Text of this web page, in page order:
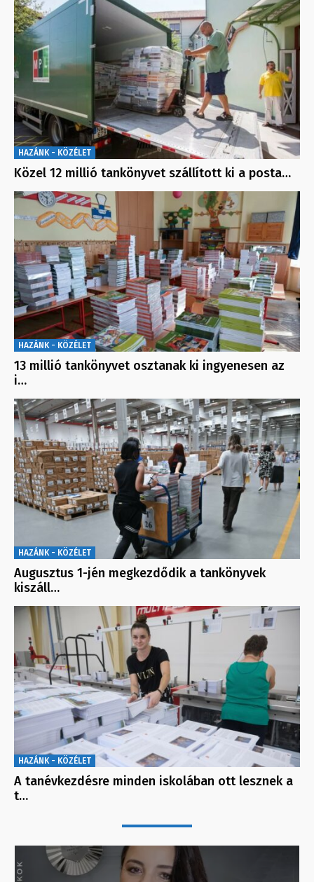
HAZÁNK - KÖZÉLET
Közel 12 millió tankönyvet szállított ki a posta…
HAZÁNK - KÖZÉLET
13 millió tankönyvet osztanak ki ingyenesen az
i…
HAZÁNK - KÖZÉLET
Augusztus 1-jén megkezdődik a tankönyvek
kiszáll…
HAZÁNK - KÖZÉLET
A tanévkezdésre minden iskolában ott lesznek a
t…